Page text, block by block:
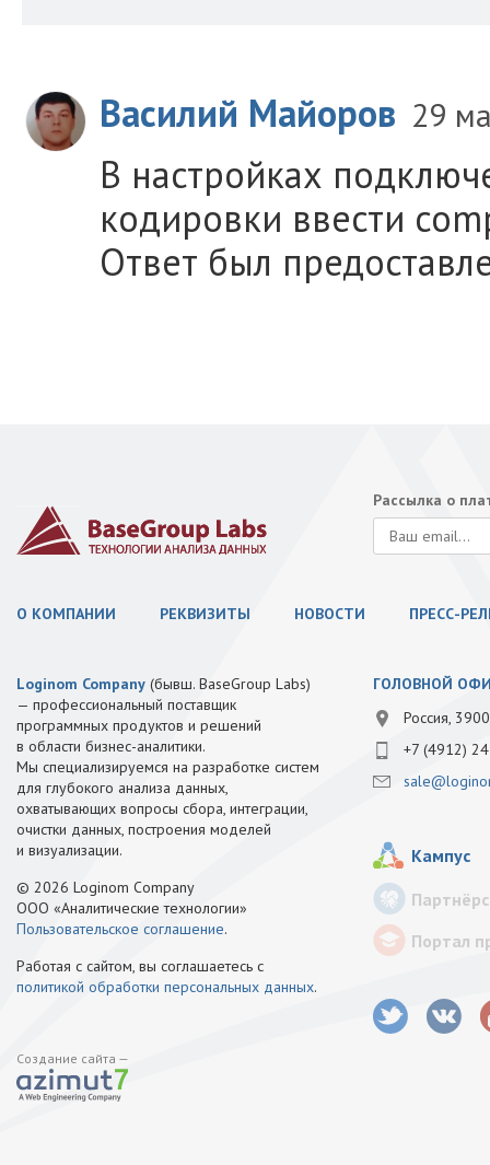
Василий Майоров 29
В настройках
кодировки ввести
Ответ был
Рассылка о
О КОМПАНИИ РЕКВИЗИТЫ НОВОСТИ ПРЕСС-
Loginom Company (бывш. BaseGroup Labs)
— профессиональный поставщик
программных продуктов и решений
в области бизнес-аналитики.
Мы специализируемся на разработке систем
для глубокого анализа данных,
охватывающих вопросы сбора, интеграции,
очистки данных, построения моделей
и визуализации.
© 2026 Loginom Company
ООО «Аналитические технологии»
Пользовательское соглашение.
Работая с сайтом, вы соглашаетесь с
политикой обработки персональных данных.
Создание сайта —
ГОЛОВНОЙ
Россия,
+7 (4912)
Кампус
Портал